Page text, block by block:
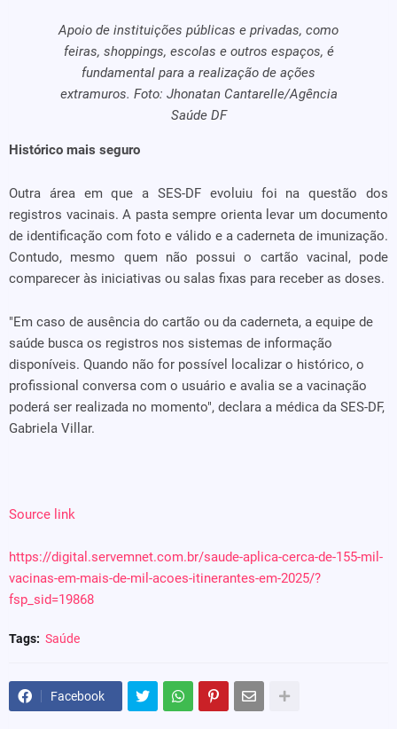
Apoio de instituições públicas e privadas, como
feiras, shoppings, escolas e outros espaços, é
fundamental para a realização de ações
extramuros. Foto: Jhonatan Cantarelle/Agência
Saúde DF
Histórico mais seguro
Outra área em que a SES-DF evoluiu foi na questão dos
registros vacinais. A pasta sempre orienta levar um documento
de identificação com foto e válido e a caderneta de imunização.
Contudo, mesmo quem não possui o cartão vacinal, pode
comparecer às iniciativas ou salas fixas para receber as doses.
"Em caso de ausência do cartão ou da caderneta, a equipe de
saúde busca os registros nos sistemas de informação
disponíveis. Quando não for possível localizar o histórico, o
profissional conversa com o usuário e avalia se a vacinação
poderá ser realizada no momento", declara a médica da SES-DF,
Gabriela Villar.
Source link
https://digital.servemnet.com.br/saude-aplica-cerca-de-155-mil-
vacinas-em-mais-de-mil-acoes-itinerantes-em-2025/?
fsp_sid=19868
Tags: Saúde
Facebook